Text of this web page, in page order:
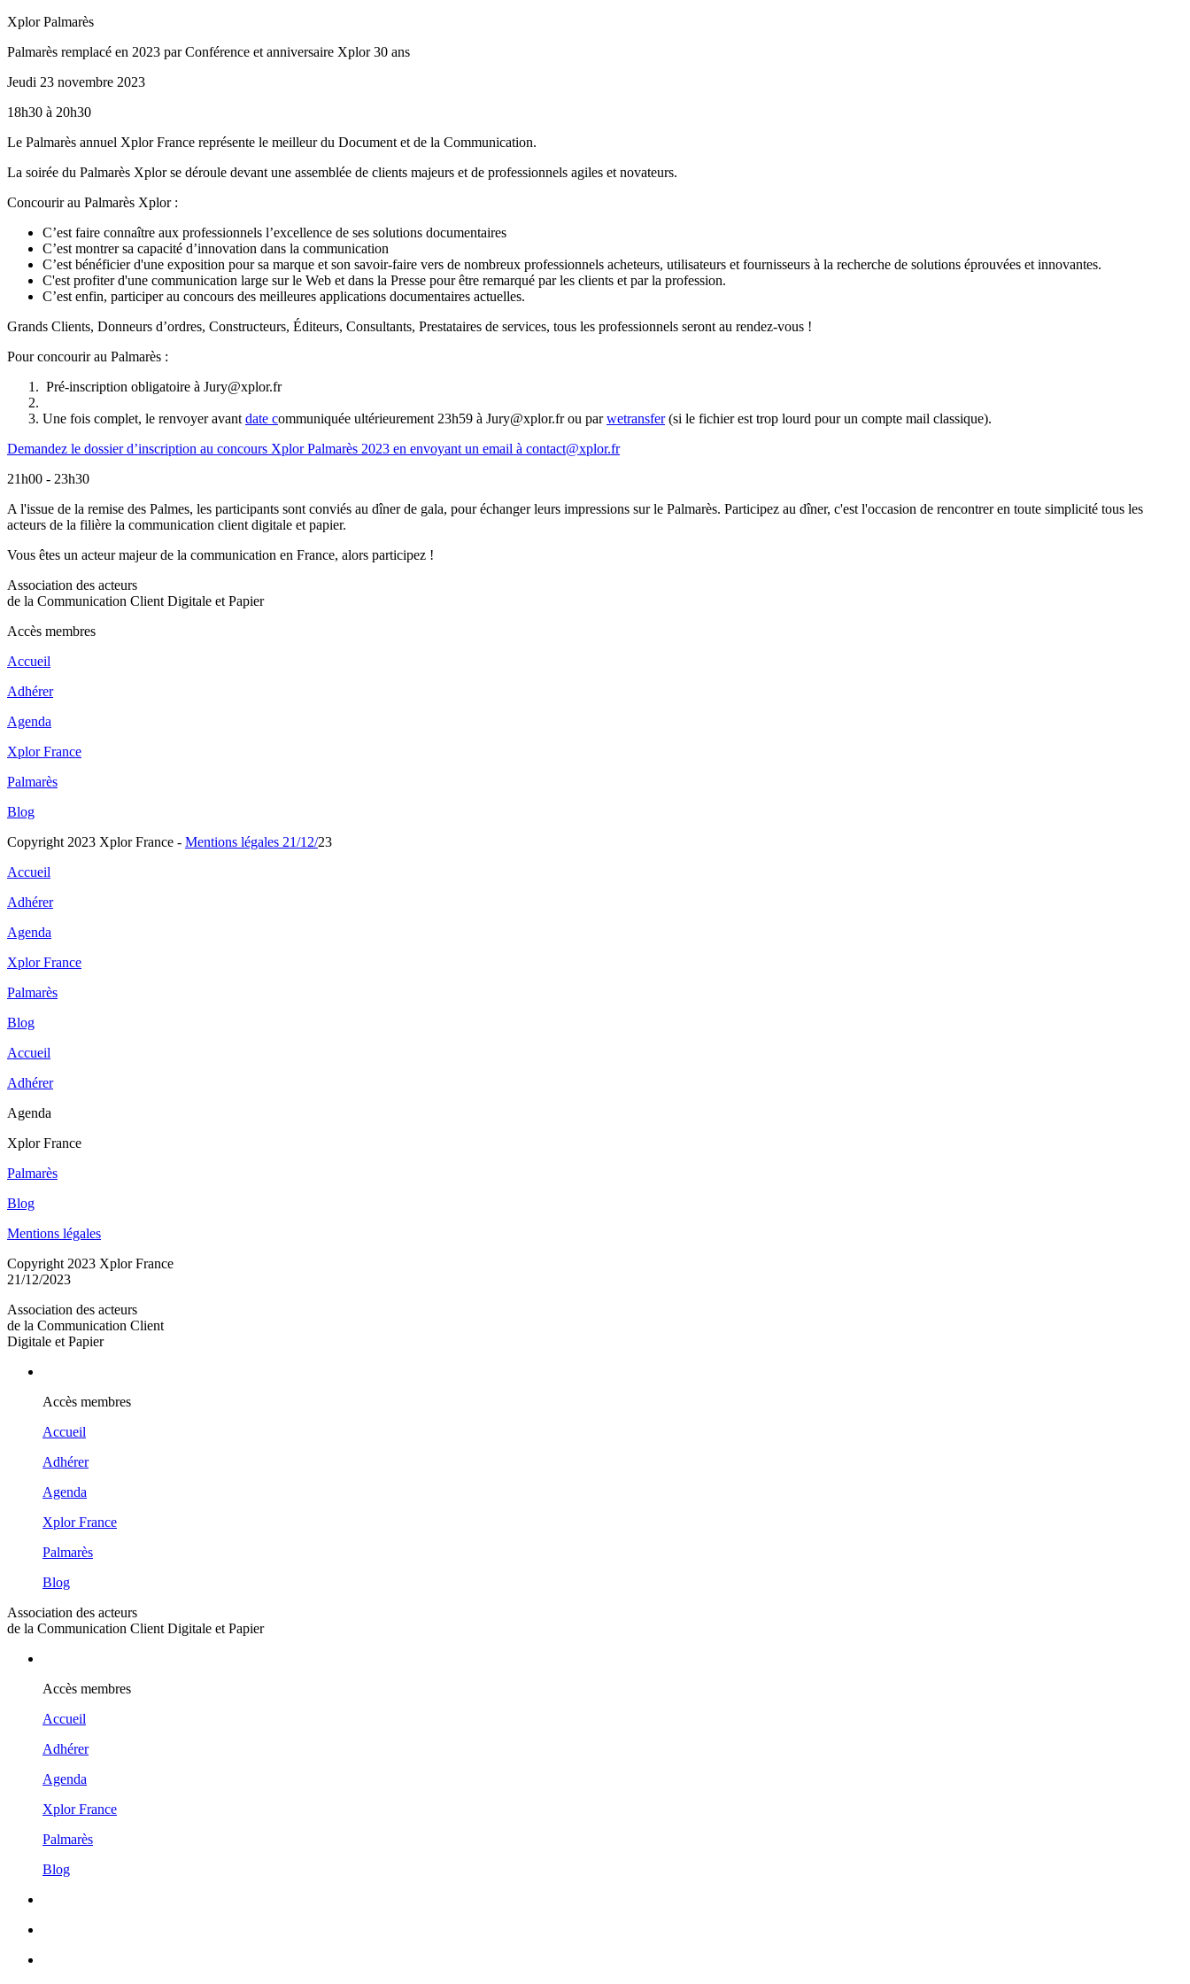
Xplor Palmarès
Palmarès remplacé en 2023 par Conférence et anniversaire Xplor 30 ans
Jeudi 23 novembre 2023
18h30 à 20h30
Le Palmarès annuel Xplor France représente le meilleur du Document et de la Communication.
La soirée du Palmarès Xplor se déroule devant une assemblée de clients majeurs et de professionnels agiles et novateurs.
Concourir au Palmarès Xplor:
C’est faire connaître aux professionnels l’excellence de ses solutions documentaires
C’est montrer sa capacité d’innovation dans la communication
C’est bénéficier d'une exposition pour sa marque et son savoir-faire vers de nombreux professionnels acheteurs, utilisateurs et fournisseurs à la recherche de solutions éprouvées et innovantes.
C'est profiter d'une communication large sur le Web et dans la Presse pour être remarqué par les clients et par la profession.
C’est enfin, participer au concours des meilleures applications documentaires actuelles.
Grands Clients, Donneurs d’ordres, Constructeurs, Éditeurs, Consultants, Prestataires de services, tous les professionnels seront au rendez-vous !
Pour concourir au Palmarès :
Pré-inscription obligatoire à Jury@xplor.fr
Une fois complet, le renvoyer avant date communiquée ultérieurement 23h59 à Jury@xplor.frou parwetransfer(si le fichier est trop lourd pour un compte mail classique).
Demandez le dossier d’inscription au concours Xplor Palmarès 2023 en envoyant un email à contact@xplor.fr
21h00 - 23h30
A l'issue de la remise des Palmes, les participants sont conviés au dîner de gala, pour échanger leurs impressions sur le Palmarès. Participez au dîner, c'est l'occasion de rencontrer en toute simplicité tous les
acteurs de la filière la communication client digitale et papier.
Vous êtes un acteur majeur de la communication en France, alors participez !
Association des acteurs
de la Communication Client Digitale et Papier
Accès membres
Accueil
Adhérer
Agenda
Xplor France
Palmarès
Blog
Copyright 2023 Xplor France - Mentions légales 21/12/23
Accueil
Adhérer
Agenda
Xplor France
Palmarès
Blog
Accueil
Adhérer
Agenda
Xplor France
Palmarès
Blog
Mentions légales
Copyright 2023 Xplor France
21/12/2023
Association des acteurs
de la Communication Client
Digitale et Papier
Accès membres
Accueil
Adhérer
Agenda
Xplor France
Palmarès
Blog
Association des acteurs
de la Communication Client Digitale et Papier
Accès membres
Accueil
Adhérer
Agenda
Xplor France
Palmarès
Blog